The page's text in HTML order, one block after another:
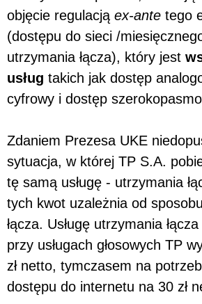
objęcie regulacją ex-ante tego
(dostępu do sieci /
utrzymania łącza), który jest
usług takich jak dostęp
cyfrowy i dostęp
Zdaniem Prezesa UKE
sytuacja, w której TP S.A.
tę samą usługę - utrzymania
tych kwot uzależnia od
łącza. Usługę utrzymania
przy usługach głosowych TP
zł netto, tymczasem na
dostępu do internetu na 30 zł